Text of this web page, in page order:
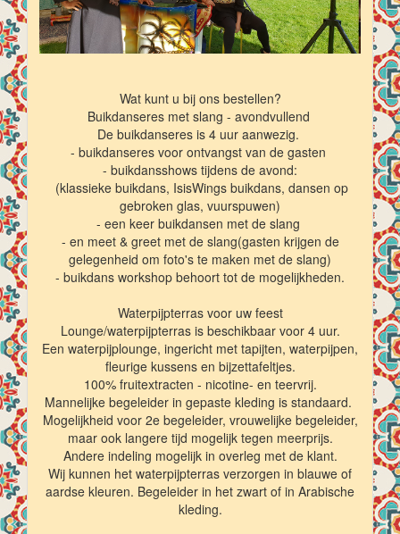
Wat kunt u bij ons bestellen?
Buikdanseres met slang - avondvullend
De buikdanseres is 4 uur aanwezig.
- buikdanseres voor ontvangst van de gasten
- buikdansshows tijdens de avond:
(klassieke buikdans, IsisWings buikdans, dansen op
gebroken glas, vuurspuwen)
- een keer buikdansen met de slang
- en meet & greet met de slang(gasten krijgen de
gelegenheid om foto's te maken met de slang)
- buikdans workshop behoort tot de mogelijkheden.
Waterpijpterras voor uw feest
Lounge/waterpijpterras is beschikbaar voor 4 uur.
Een waterpijplounge, ingericht met tapijten, waterpijpen,
fleurige kussens en bijzettafeltjes.
100% fruitextracten - nicotine- en teervrij.
Mannelijke begeleider in gepaste kleding is standaard.
Mogelijkheid voor 2e begeleider, vrouwelijke begeleider,
maar ook langere tijd mogelijk tegen meerprijs.
Andere indeling mogelijk in overleg met de klant.
Wij kunnen het waterpijpterras verzorgen in blauwe of
aardse kleuren. Begeleider in het zwart of in Arabische
kleding.